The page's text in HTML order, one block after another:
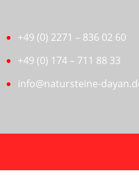
+49 (0) 2271 – 836 02 60
+49 (0) 174 – 711 88 33
info@natursteine-